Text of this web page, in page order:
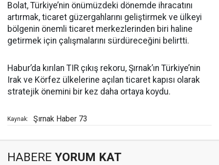
Bolat, Türkiye’nin önümüzdeki dönemde ihracatını
artırmak, ticaret güzergahlarını geliştirmek ve ülkeyi
bölgenin önemli ticaret merkezlerinden biri haline
getirmek için çalışmalarını sürdüreceğini belirtti.
Habur’da kırılan TIR çıkış rekoru, Şırnak’ın Türkiye’nin
Irak ve Körfez ülkelerine açılan ticaret kapısı olarak
stratejik önemini bir kez daha ortaya koydu.
Kaynak: Şırnak Haber 73
HABERE YORUM KAT